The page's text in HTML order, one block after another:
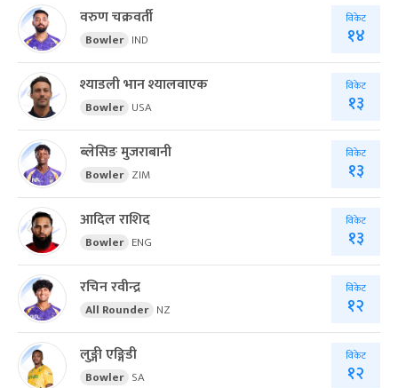
वरुण चक्रवर्ती
Bowler IND
विकेट
१४
श्याडली भान श्यालवाएक
Bowler USA
विकेट
१३
ब्लेसिङ मुजराबानी
Bowler ZIM
विकेट
१३
आदिल राशिद
Bowler ENG
विकेट
१३
रचिन रवीन्द्र
All Rounder NZ
विकेट
१२
लुङ्गी एङ्गिडी
Bowler SA
विकेट
१२